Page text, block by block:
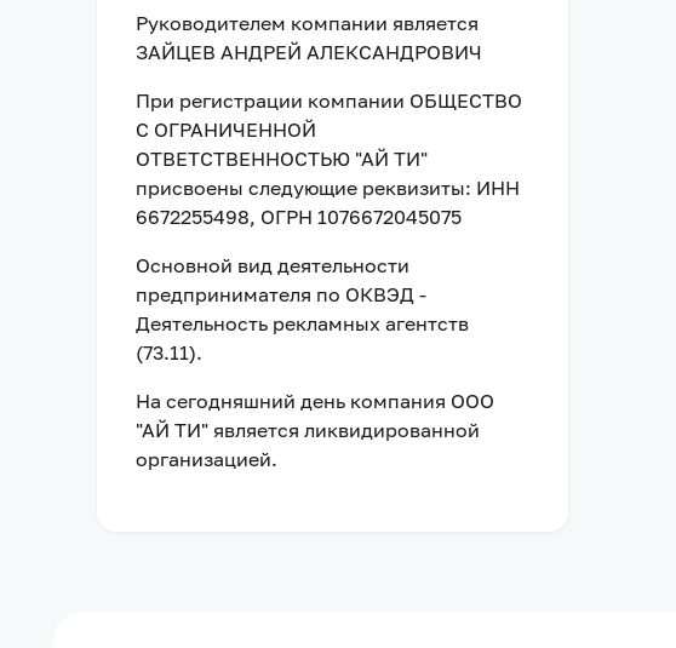
Руководителем компании является
ЗАЙЦЕВ АНДРЕЙ АЛЕКСАНДРОВИЧ
При регистрации компании ОБЩЕСТВО
С ОГРАНИЧЕННОЙ
ОТВЕТСТВЕННОСТЬЮ "АЙ ТИ"
присвоены следующие реквизиты: ИНН
6672255498, ОГРН 1076672045075
Основной вид деятельности
предпринимателя по ОКВЭД -
Деятельность рекламных агентств
(73.11).
На сегодняшний день компания ООО
"АЙ ТИ" является ликвидированной
организацией.